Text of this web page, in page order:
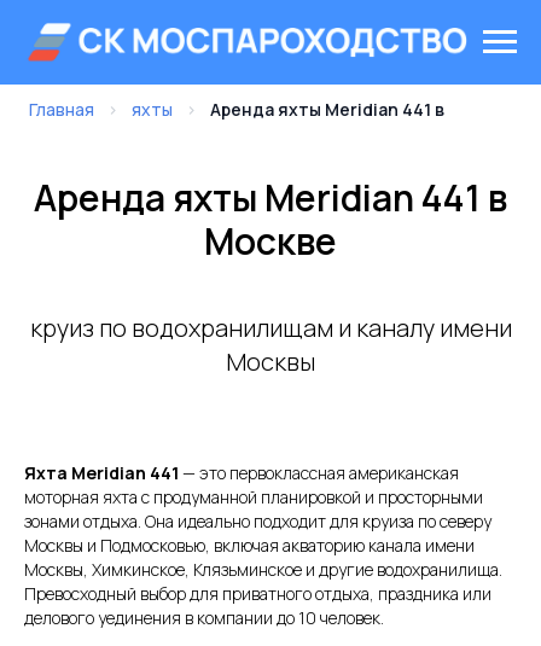
Главная › яхты › Аренда яхты Meridian 441 в
Аренда яхты Meridian 441 в
Москве
круиз по водохранилищам и каналу имени
Москвы
Яхта Meridian 441 — это первоклассная американская
моторная яхта с продуманной планировкой и просторными
зонами отдыха. Она идеально подходит для круиза по северу
Москвы и Подмосковью, включая акваторию канала имени
Москвы, Химкинское, Клязьминское и другие водохранилища.
Превосходный выбор для приватного отдыха, праздника или
делового уединения в компании до 10 человек.